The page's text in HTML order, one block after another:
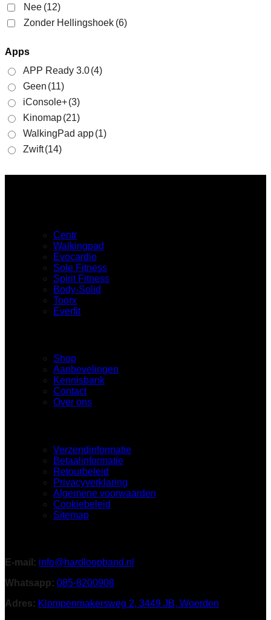
Nee (12)
Zonder Hellingshoek (6)
Apps
APP Ready 3.0(4)
Geen (11)
iConsole+(3)
Kinomap(21)
WalkingPad app(1)
Zwift(14)
Centr
Walkingpad
Evocardio
Sole Fitness
Spirit Fitness
Body-Solid
Toorx
Everfit
Shop
Aanbevelingen
Kennisbank
Contact
Over ons
Verzendinformatie
Betaalinformatie
Retourbeleid
Privacyverklaring
Algemene voorwaarden
Cookiebeleid
Sitemap
E-mail: info@hardloopband.nl
Whatsapp: 085-8200908
Adres: Klompenmakersweg 2, 3449 JB, Woerden